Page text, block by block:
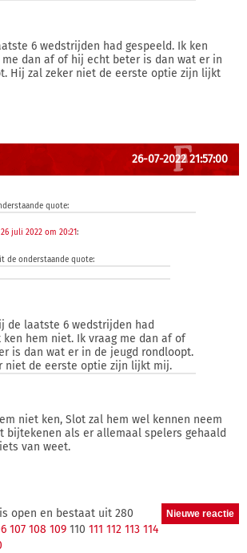
6 wedstrijden had gespeeld. Ik ken
me dan af of hij echt beter is dan wat er in
Hij zal zeker niet de eerste optie zijn lijkt
26-07-2022 21:57:00
quote:
26 juli 2022 om 20:21:
de onderstaande quote:
de laatste 6 wedstrijden had
ken hem niet. Ik vraag me dan af of
is dan wat er in de jeugd rondloopt.
niet de eerste optie zijn lijkt mij.
niet ken, Slot zal hem wel kennen neem
bijtekenen als er allemaal spelers gehaald
van weet.
open en bestaat uit 280
107 108 109 110 111 112 113 114